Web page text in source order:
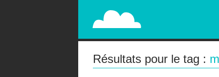
PAPERPLANE
STREET, AMBIENT, GUÉRILLA MARKETING
Résultats pour le tag :